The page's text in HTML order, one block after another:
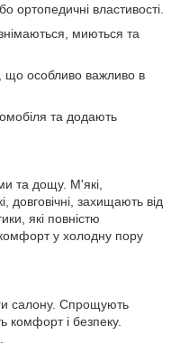
властивості.
миються та
що особливо важливо в
та додають
та дощу. М'які,
довговічні, захищають від
які повністю
у холодну пору
салону. Спрощують
комфорт і безпеку.